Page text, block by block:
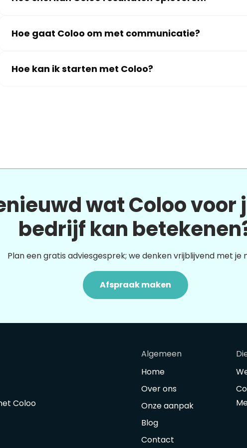
Hoe gaat Coloo om met communicatie?
Hoe kan ik starten met Coloo?
wat Coloo voor
bedrijf kan
Plan een gratis adviesgesprek; we denken vrijblijvend met je
Afspraak maken
Coloo
Algemeen
Home
Over ons
Onze aanpak
Blog
Contact